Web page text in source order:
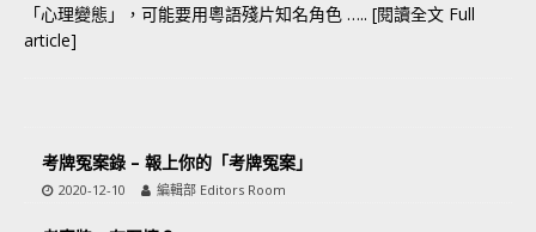
「心理變態」，可能要用粵語殘片知名角色 ….. [閱讀全文 Full
article]
考牌冤案錄 – 報上你的「考牌冤案」
2020-12-10 編輯部 Editors Room